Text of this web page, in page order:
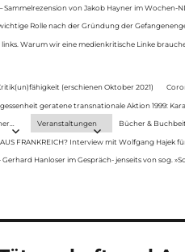
Sammelrezension von Jakob Hayner im Wochen-
Rolle nach der Gründung der
Warum wir eine medienkritische Linke
(erschienen Oktober 2021)
geratene transnationale Aktion 1999:
Veranstaltungen Bücher &
AUS FRANKREICH? Interview mit Wolfgang Hajek
Hanloser im Gespräch- jenseits von sog.